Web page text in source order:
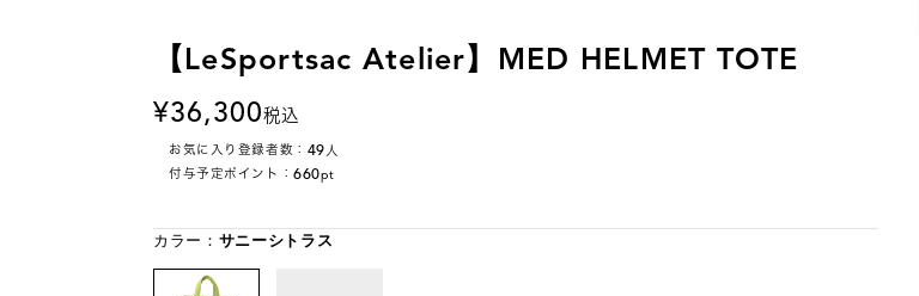
【LeSportsac Atelier】MED HELMET TOTE
36,300税込
お気に入り登録者数： 49人
付与予定ポイント：660pt
カラー： サニーシトラス